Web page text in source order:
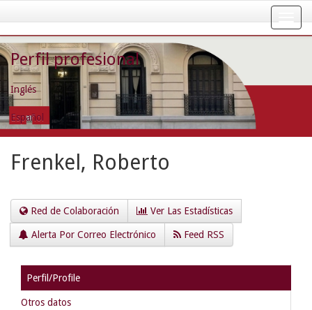
navigation
Perfil profesional
Inglés
Español
Frenkel, Roberto
Red de Colaboración Ver Las Estadísticas
Alerta Por Correo Electrónico Feed RSS
Perfil/Profile
Otros datos